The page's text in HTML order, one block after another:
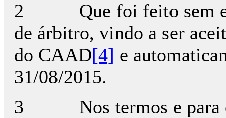
2 Que foi feito sem
de árbitro, vindo a ser
do CAAD[4] e
31/08/2015.
3 Nos termos e para